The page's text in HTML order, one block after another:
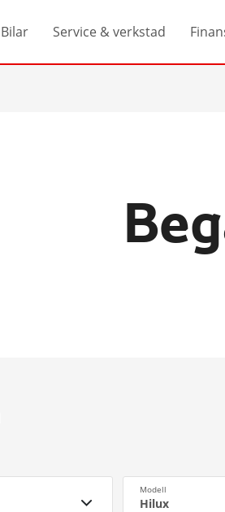
Bilar Service & verkstad
Modell
Hilux